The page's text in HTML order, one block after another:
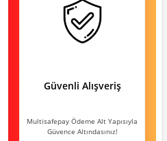
Güvenli Alışveriş
Multisafepay Ödeme Alt Yapısıyla
Güvence Altındasınız!